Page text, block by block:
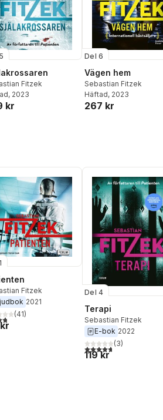
Fitzek
, 2023
kr
Del 6
Vägen hem
Sebastian Fitzek
Häftad, 2023
267 kr
Fitzek
2021
5 stjärnor. Totalt antal röster:
(41)
Del 4
Terapi
Sebastian Fitzek
E-bok 2022
4,7utav 5 stjärnor.
(3)
119 kr